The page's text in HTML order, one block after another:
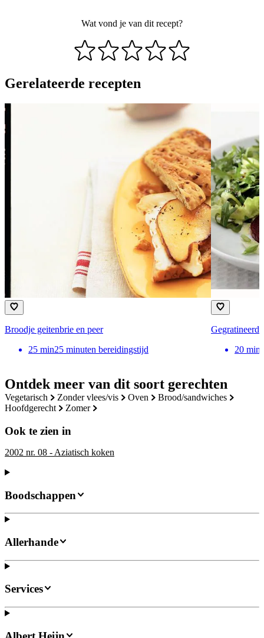
Ontdek meer van dit soort gerechten
vegetarisch zonder vlees/vis oven
brood/sandwiches
hoofdgerecht
zomer
Ook te zien in
2002 nr. 08 - Aziatisch koken
Wat vond je van dit recept?
Gerelateerde recepten
Broodje geitenbrie en peer
25 min25 minuten bereidingstijd
20 min
Boodschappen
Allerhande
Services